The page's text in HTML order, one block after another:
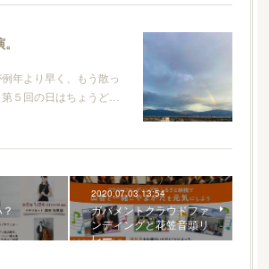
年より早く、もう散っ
５回の日はちょうど…
2020.07.03 13:54
ガバメントクラウドファ
ンディングと花笠音頭リ
レー